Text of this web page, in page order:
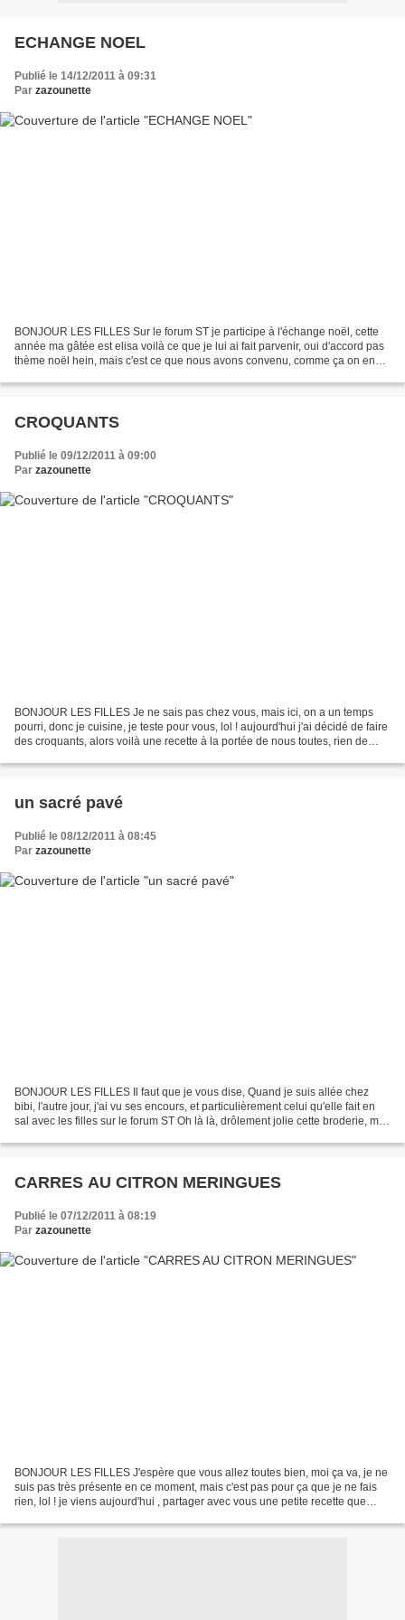
ECHANGE NOEL
Publié le 14/12/2011 à 09:31
Par zazounette
BONJOUR LES FILLES Sur le forum ST je participe à l'échange noël, cette
année ma gâtée est elisa voilà ce que je lui ai fait parvenir, oui d'accord pas
thème noël hein, mais c'est ce que nous avons convenu, comme ça on en
CROQUANTS
Publié le 09/12/2011 à 09:00
Par zazounette
BONJOUR LES FILLES Je ne sais pas chez vous, mais ici, on a un temps
pourri, donc je cuisine, je teste pour vous, lol ! aujourd'hui j'ai décidé de faire
des croquants, alors voilà une recette à la portée de nous toutes, rien de
un sacré pavé
Publié le 08/12/2011 à 08:45
Par zazounette
BONJOUR LES FILLES Il faut que je vous dise, Quand je suis allée chez
bibi, l'autre jour, j'ai vu ses encours, et particulièrement celui qu'elle fait en
sal avec les filles sur le forum ST Oh là là, drôlement jolie cette broderie, moi
CARRES AU CITRON MERINGUES
Publié le 07/12/2011 à 08:19
Par zazounette
BONJOUR LES FILLES J'espère que vous allez toutes bien, moi ça va, je ne
suis pas très présente en ce moment, mais c'est pas pour ça que je ne fais
rien, lol ! je viens aujourd'hui , partager avec vous une petite recette que